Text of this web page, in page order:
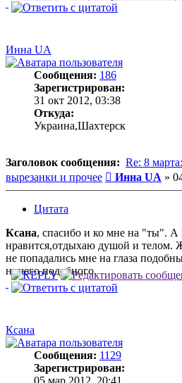
Инна UA
Сообщения: 186
Зарегистрирован:
31 окт 2012, 03:38
Откуда:
Украина,Шахтерск
Заголовок сообщения: Re: 8
вырезанки и прочее
Сообщение
Инна UA »
Цитата
Ксана, спасибо и ко мне на "ты". А
нравится,отдыхаю душой и телом.
не попадались мне на глаза
ничего подобного.
Ксана
Сообщения: 1129
Зарегистрирован:
05 мар 2012, 20:41